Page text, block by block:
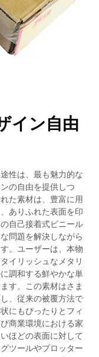
イン自由
性は、最も魅力的な
の自由を提供しつ
た素材は、豊富に用
ありふれた表面を印
自己接着式ビニール
問題を解決しながら
。ユーザーは、本物
イリッシュなメタリ
調和する鮮やかな単
す。この素材はさま
、従来の被覆方法で
にもぴったりとフィ
商業環境における家
ほどの表面に対して
ツールやプロッター